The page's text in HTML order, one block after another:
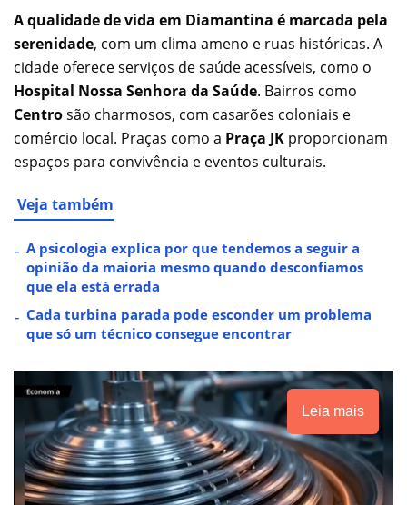
A qualidade de vida em Diamantina é marcada pela
serenidade, com um clima ameno e ruas históricas. A
cidade oferece serviços de saúde acessíveis, como o
Hospital Nossa Senhora da Saúde. Bairros como
Centrosão charmosos, com casarões coloniais e
comércio local. Praças como a Praça JK proporcionam
espaços para convivência e eventos culturais.
Veja também
A psicologia explica por que tendemos a seguir a
opinião da maioria mesmo quando desconfiamos
que ela está errada
Cada turbina parada pode esconder um problema
que só um técnico consegue encontrar
Leia mais